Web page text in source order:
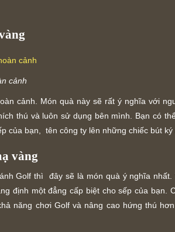
cảnh
cảnh. Món quà này sẽ rất ý nghĩa với
thú và luôn sử dụng bên mình. Bạn có
của bạn, tên công ty lên những chiếc bút ký
vàng
Golf thì đây sẽ là món quà ý nghĩa nhất.
định một đẳng cấp biệt cho sếp của bạn.
năng chơi Golf và nâng cao hứng thú